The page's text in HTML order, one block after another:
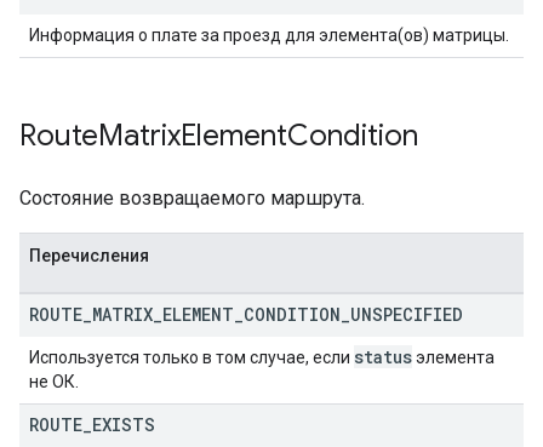
Информация о плате за проезд для элемента(ов) матрицы.
RouteMatrixElementCondition
Состояние возвращаемого маршрута.
Перечисления
ROUTE MATRIX ELEMENT CONDITION UNSPECIFIED
Используется только в том случае, если statusэлемента
не ОК.
ROUTE EXISTS